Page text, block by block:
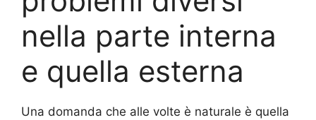
nella parte interna
e quella esterna
Una domanda che alle volte è naturale è quella